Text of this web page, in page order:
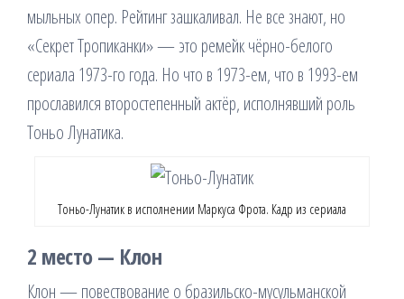
мыльных опер. Рейтинг зашкаливал. Не все знают, но
«Секрет Тропиканки» — это ремейк чёрно-белого
сериала 1973-го года. Но что в 1973-ем, что в 1993-ем
прославился второстепенный актёр, исполнявший роль
Тоньо Лунатика.
Тоньо-Лунатик в исполнении Маркуса Фрота. Кадр из сериала
2 место — Клон
Клон — повествование о бразильско-мусульманской